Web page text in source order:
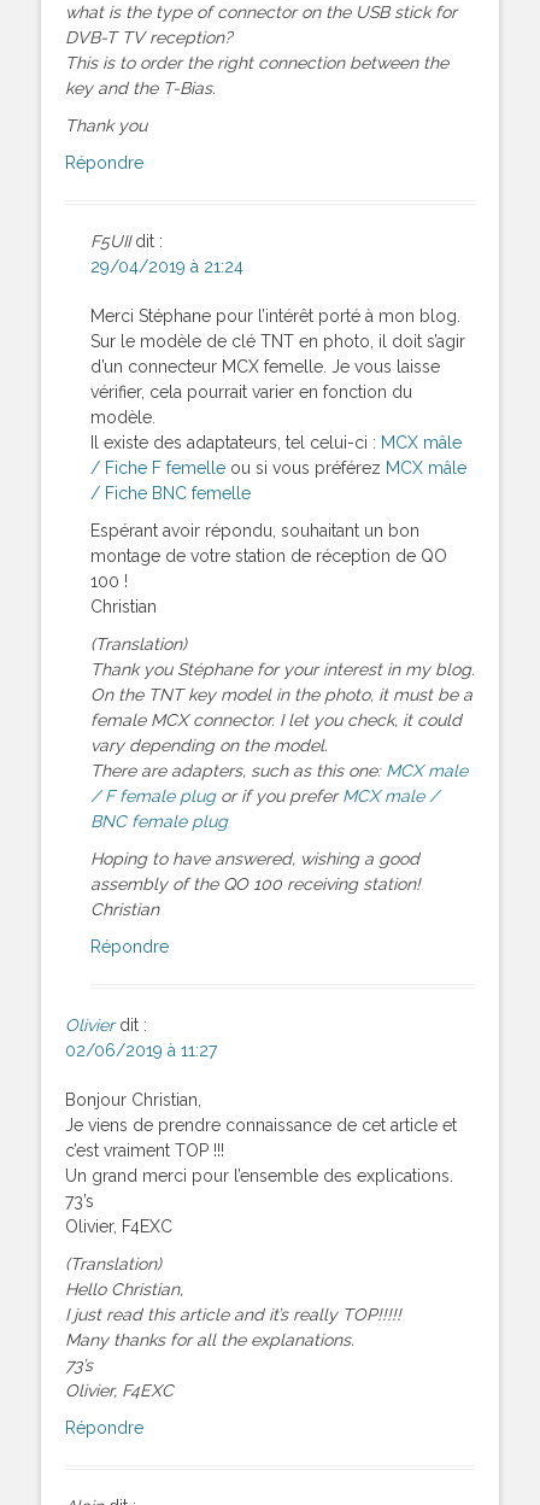
what is the type of connector on the USB stick for
DVB-T TV reception?
This is to order the right connection between the
key and the T-Bias.
Thank you
Répondre
F5UII dit :
29/04/2019 à 21:24
Merci Stéphane pour l’intérêt porté à mon blog.
Sur le modèle de clé TNT en photo, il doit s’agir
d’un connecteur MCX femelle. Je vous laisse
vérifier, cela pourrait varier en fonction du
modèle.
Il existe des adaptateurs, tel celui-ci : MCX mâle
/ Fiche F femelle ou si vous préférez MCX mâle
/ Fiche BNC femelle
Espérant avoir répondu, souhaitant un bon
montage de votre station de réception de QO
100 !
Christian
(Translation)
Thank you Stéphane for your interest in my blog.
On the TNT key model in the photo, it must be a
female MCX connector. I let you check, it could
vary depending on the model.
There are adapters, such as this one: MCX male
/ F female plugor if you preferMCX male /
BNC female plug
Hoping to have answered, wishing a good
assembly of the QO 100 receiving station!
Christian
Répondre
Olivier dit :
02/06/2019 à 11:27
Bonjour Christian,
Je viens de prendre connaissance de cet article et
c’est vraiment TOP !!!
Un grand merci pour l’ensemble des explications.
73’s
Olivier, F4EXC
(Translation)
Hello Christian,
I just read this article and it’s really TOP!!!!!
Many thanks for all the explanations.
73’s
Olivier, F4EXC
Répondre